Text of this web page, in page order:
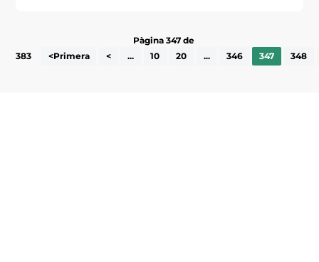
Pàgina 347 de
383
<Primera < ... 10 20 ... 346 347 348